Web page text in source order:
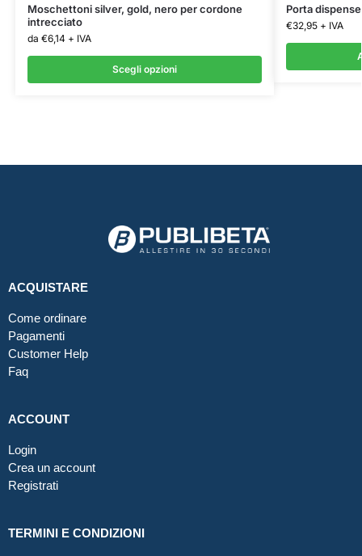
Moschettoni silver, gold, nero per cordone
intrecciato
da €6,14 + IVA
Scegli opzioni
Porta
€32,95 + IVA
ACQUISTARE
Come ordinare
Pagamenti
Customer Help
Faq
ACCOUNT
Login
Crea un account
Registrati
TERMINI E CONDIZIONI